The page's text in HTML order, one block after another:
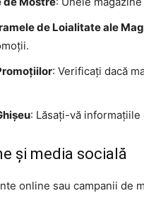
de Loialitate ale
: Verificați dacă
: Lăsați-vă
și media socială
online sau campanii de